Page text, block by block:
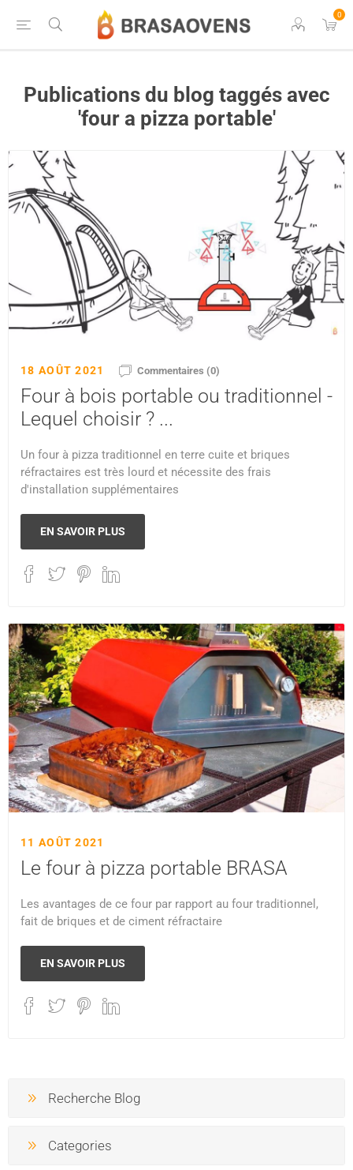
0
Publications du blog taggés avec
'four a pizza portable'
18 AOÛT 2021 Commentaires (0)
Four à bois portable ou traditionnel -
Lequel choisir ? ...
Un four à pizza traditionnel en terre cuite et briques
réfractaires est très lourd et nécessite des frais
d'installation supplémentaires
EN SAVOIR PLUS
11 AOÛT 2021
Le four à pizza portable BRASA
Les avantages de ce four par rapport au four traditionnel,
fait de briques et de ciment réfractaire
EN SAVOIR PLUS
Recherche Blog
Categories